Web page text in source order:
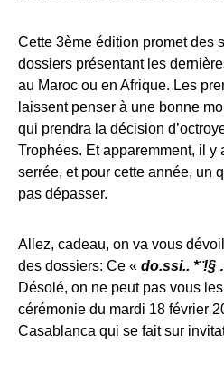
Cette 3ème édition promet des
dossiers présentant les
au Maroc ou en Afrique. Les
laissent penser à une bonne
qui prendra la décision
Trophées. Et apparemment, il y
serrée, et pour cette année, un
pas dépasser.
Allez, cadeau, on va vous
des dossiers: Ce « do.ssi..
Désolé, on ne peut pas vous
cérémonie du mardi 18 février
Casablanca qui se fait sur